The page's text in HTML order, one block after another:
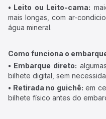
• Leito ou Leito-cama:
mais longas, com ar-
água mineral.
Como funciona o
• Embarque direto:
bilhete digital, sem
• Retirada no guichê: em
bilhete físico antes do